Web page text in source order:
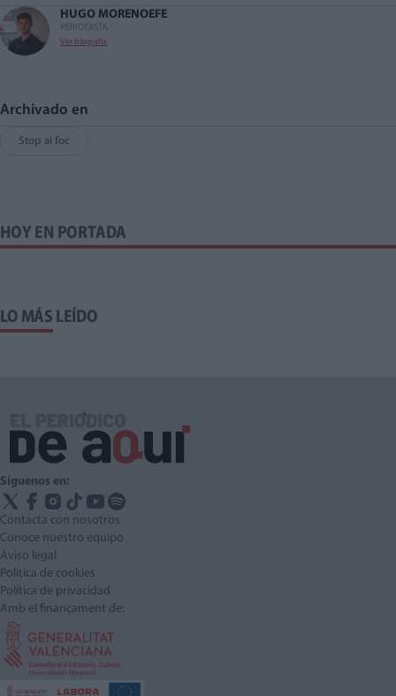
HUGO MORENO
PERIODISTA
Ver biografía
EFE
Archivado en
Stop al foc
HOY EN PORTADA
LO MÁS LEÍDO
Síguenos en:
Contacta con nosotros
Conoce nuestro equipo
Aviso legal
Política de cookies
Política de privacidad
Amb el finançament de: